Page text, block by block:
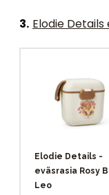
3. Elodie
Elodie Details -
eväsrasia Rosy
Leo